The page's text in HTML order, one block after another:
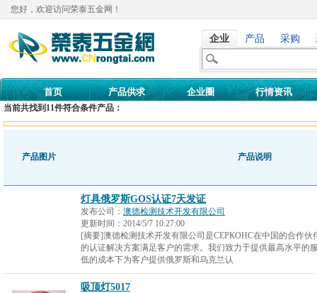
您好，欢迎访问荣泰五金网！
企业 产品 采购
首页 产品供求 企业圈 行情资讯
当前共找到 11件符合条件产品：
产品图片 产品说明
灯具俄罗斯GOS认证7天发证
发布公司： 澳德检测技术开发有限公司
更新时间： 2014/5/7 10:27:00
[摘要]澳德检测技术开发有限公司是СЕРКОНС在中国的合作伙
的认证解决方案满足客户的需求。我们致力于提供最高水平的
低的成本下为客户提供俄罗斯和乌克兰认
吸顶灯5017